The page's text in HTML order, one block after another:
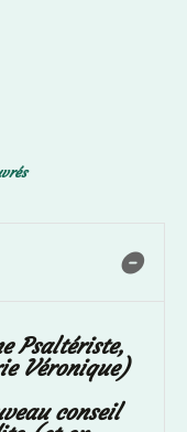
Psaltériste,
Véronique)
conseil